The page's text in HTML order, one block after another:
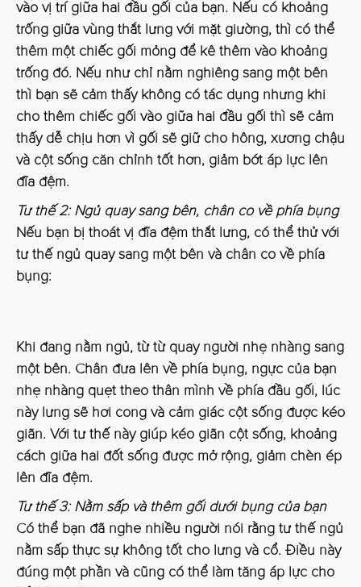
vào vị trí giữa hai đầu gối của bạn. Nếu có khoảng
trống giữa vùng thắt lưng với mặt giường, thì có thể
thêm một chiếc gối mỏng để kê thêm vào khoảng
trống đó. Nếu như chỉ nằm nghiêng sang một bên
thì bạn sẽ cảm thấy không có tác dụng nhưng khi
cho thêm chiếc gối vào giữa hai đầu gối thì sẽ cảm
thấy dễ chịu hơn vì gối sẽ giữ cho hông, xương chậu
và cột sống căn chỉnh tốt hơn, giảm bớt áp lực lên
đĩa đệm.
Tư thế 2: Ngủ quay sang bên, chân co về phía bụng
Nếu bạn bị thoát vị đĩa đệm thắt lưng, có thể thử với
tư thế ngủ quay sang một bên và chân co về phía
bụng:
Khi đang nằm ngủ, từ từ quay người nhẹ nhàng sang
một bên. Chân đưa lên về phía bụng, ngực của bạn
nhẹ nhàng quẹt theo thân mình về phía đầu gối, lúc
này lưng sẽ hơi cong và cảm giác cột sống được kéo
giãn. Với tư thế này giúp kéo giãn cột sống, khoảng
cách giữa hai đốt sống được mở rộng, giảm chèn ép
lên đĩa đệm.
Tư thế 3: Nằm sấp và thêm gối dưới bụng của bạn
Có thể bạn đã nghe nhiều người nói rằng tư thế ngủ
nằm sấp thực sự không tốt cho lưng và cổ. Điều này
đúng một phần và cũng có thể làm tăng áp lực cho